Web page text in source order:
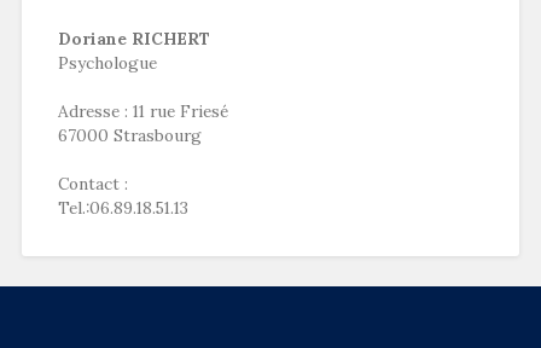
Doriane RICHERT
Psychologue
Adresse : 11 rue Friesé
67000 Strasbourg
Contact :
Tel.:06.89.18.51.13